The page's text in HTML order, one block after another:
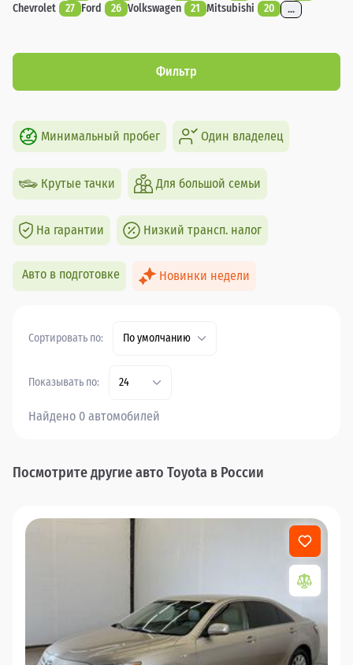
Chevrolet
27 Ford 26 Volkswagen 21 Mitsubishi 20 ...
Фильтр
Минимальный пробег Один владелец
Крутые тачки Для большой семьи
На гарантии Низкий трансп. налог
Авто в подготовке Новинки недели
Сортировать по: По умолчанию
Показывать по: 24
Найдено 0 автомобилей
Посмотрите другие авто Toyota в России